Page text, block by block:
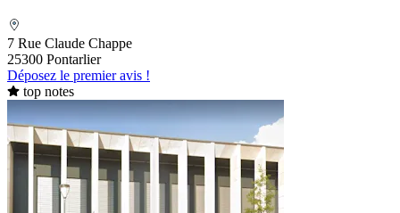
7 Rue Claude Chappe
25300 Pontarlier
Déposez le premier avis !
top notes